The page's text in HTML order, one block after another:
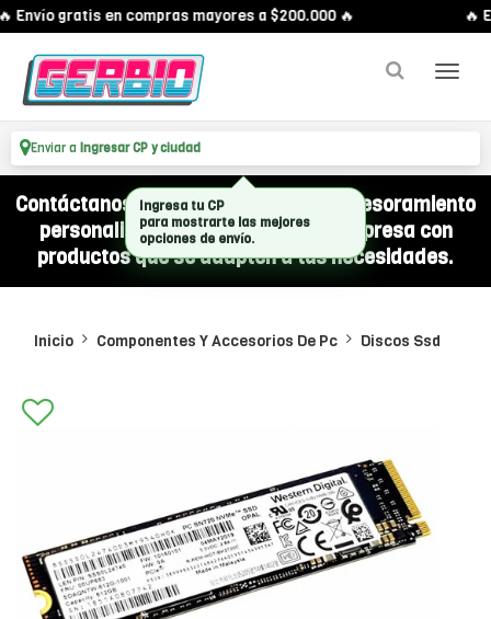
Envío gratis en compras mayores a $200.000 🔥 🔥
Enviar a Ingresar CP y ciudad
Contáctanos por WhatsApp y recibí asesoramiento
personalizado para equipar a tu empresa con
productos que se adapten a tus necesidades.
Inicio Componentes Y Accesorios De Pc Discos Ssd